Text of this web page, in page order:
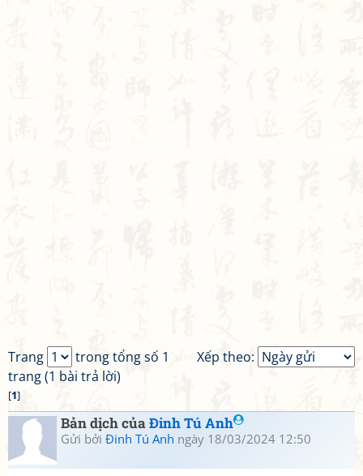
Xếp theo:
Trang
trong tổng số 1
trang (1 bài trả lời)
[1]
Bản dịch củaĐinh Tú Anh
Gửi bởi Đinh Tú Anh ngày 18/03/2024 12:50